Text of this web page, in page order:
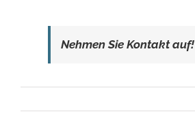
Nehmen Sie Kontakt auf!